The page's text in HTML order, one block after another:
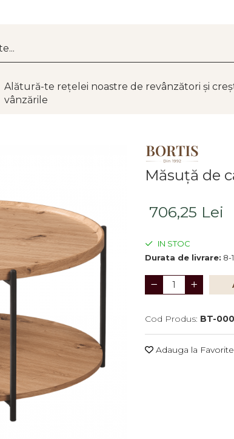
Alătură-te rețelei noastre de revânzători și
vânzările
Măsuţă de
706,25 Lei
IN STOC
Durata de livrare: 8-
Cod Produs: BT-
Adauga la Favorite